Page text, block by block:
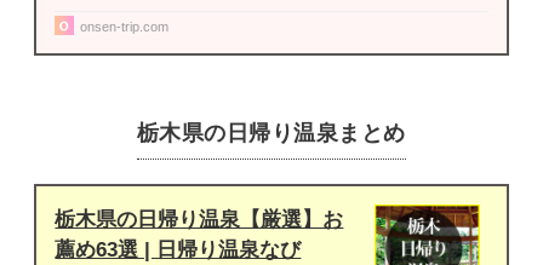
onsen-trip.com
栃木県の日帰り温泉まとめ
栃木県の日帰り温泉【厳選】お
薦め63選 | 日帰り温泉なび